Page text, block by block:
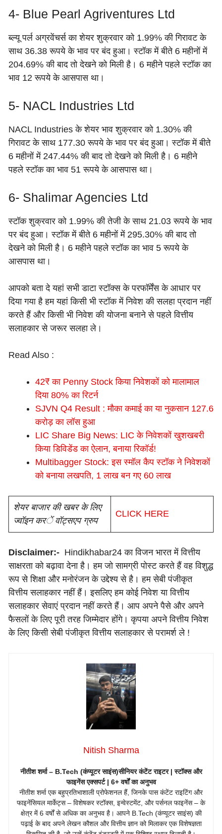
4- Blue Pearl Agriventures Ltd
ब्ल्यू पर्ल अग्रवेंचर्स का शेयर शुक्रवार को 1.99% की गिरावट के
साथ 36.38 रूपये के भाव पर बंद हुआ। स्टॉक में बीते 6 महीनों में
204.69% की बाद तो देखने को मिली है। 6 महीने पहले स्टॉक का
भाव 12 रूपये के आसपास था।
5- NACL Industries Ltd
NACL Industries के शेयर भाव शुक्रवार को 1.30% की
गिरावट के साथ 177.30 रूपये के भाव पर बंद हुआ। स्टॉक में बीते
6 महीनों में 247.44% की बाद तो देखने को मिली है। 6 महीने
पहले स्टॉक का भाव 51 रूपये के आसपास था।
6- Shalimar Agencies Ltd
स्टॉक शुक्रवार को 1.99% की तेजी के साथ 21.03 रूपये के भाव
पर बंद हुआ। स्टॉक में बीते 6 महीनों में 295.30% की बाद तो
देखने को मिली है। 6 महीने पहले स्टॉक का भाव 5 रूपये के
आसपास था।
आपको बता दे यहां सभी डाटा स्टॉक्स के परफॉर्मेंस के आधार पर
दिया गया है हम यहां किसी भी स्टॉक में निवेश की सलहा प्रदान नहीं
करते हैं और किसी भी निवेश की योजना बनाने से पहले वित्तीय
सलाहकार से जरूर सलहा ले।
Read Also :
42₹ का Penny Stock किया निवेशकों को मालामाल
दिया 80% का रिटर्न
SJVN Q4 Result : मौका कमाई का या नुकसान 127.6
करोड़ का लॉस हुआ
LIC Share Big News: LIC के निवेशकों खुशखबरी
किया डिविडेंड का ऐलान, बनाया रिकॉर्ड!
Multibagger Stock: इस स्मॉल कैप स्टॉक ने निवेशकों
को बनाया लखपति, 1 लाख बन गए 60 लाख
शेयर बाजार की खबर के लिए
ज्वॉइन करें वॉट्सएप ग्रुप
CLICK HERE
Disclaimer:- Hindikhabar24 का विजन भारत में वित्तीय
साक्षरता को बढ़ावा देना है। हम जो सामग्री पोस्ट करते हैं वह विशुद्ध
रूप से शिक्षा और मनोरंजन के उद्देश्य से है। हम सेबी पंजीकृत
वित्तीय सलाहकार नहीं हैं। इसलिए हम कोई निवेश या वित्तीय
सलाहकार सेवाएं प्रदान नहीं करते हैं। आप अपने पैसे और अपने
फैसलों के लिए पूरी तरह जिम्मेदार होंगे। कृपया अपने वित्तीय निवेश
के लिए किसी सेबी पंजीकृत वित्तीय सलाहकार से परामर्श ले !
Nitish Sharma
नीतीश शर्मा – B.Tech (कंप्यूटर साइंस)सीनियर कंटेंट राइटर | स्टॉक्स और
फाइनेंस एक्सपर्ट | 6+ वर्षों का अनुभव
नीतीश शर्मा एक बहुप्रतिभाशाली प्रोफेशनल हैं, जिनके पास कंटेंट राइटिंग और
फाइनेंसियल मार्केट्स – विशेषकर स्टॉक्स, इन्वेस्टमेंट, और पर्सनल फाइनेंस – के
क्षेत्र में 6 वर्षों से अधिक का अनुभव है। आपने B.Tech (कंप्यूटर साइंस) की
पढ़ाई के बाद अपने लेखन कौशल और वित्तीय ज्ञान को मिलाकर एक विशेषज्ञता